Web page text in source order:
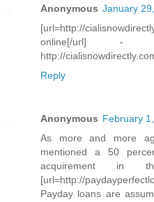
Anonymous January
[url=http://
online[/url]
http://
Reply
Anonymous February
As more and more
mentioned a 50
acquirement in
[url=http://
Payday loans are